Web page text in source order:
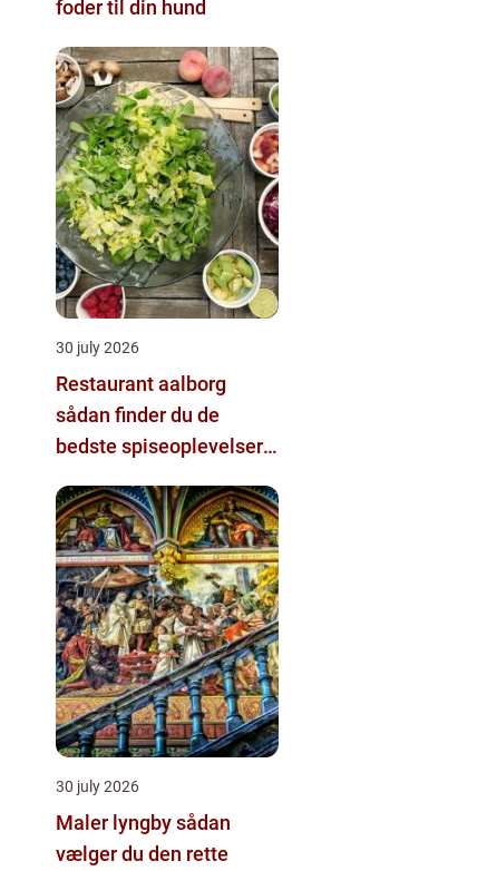
foder til din hund
30 july 2026
Restaurant aalborg
sådan finder du de
bedste spiseoplevelser i
30 july 2026
Maler lyngby sådan
vælger du den rette